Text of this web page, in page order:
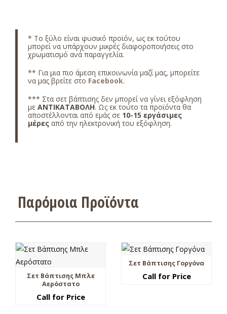
* Το ξύλο είναι φυσικό προϊόν, ως εκ τούτου
μπορεί να υπάρχουν μικρές διαφοροποιήσεις στο
χρωματισμό ανά παραγγελία.
** Για μια πιο άμεση επικοινωνία μαζί μας, μπορείτε
να μας βρείτε στο Facebook.
*** Στα σετ βάπτισης δεν μπορεί να γίνει εξόφληση
με ΑΝΤΙΚΑΤΑΒΟΛΗ. Ως εκ τούτο τα προϊόντα θα
αποστέλλονται από εμάς σε 10-15 εργάσιμες
μέρες από την ηλεκτρονική του εξόφληση.
Παρόμοια Προϊόντα
Σετ Βάπτισης Μπλε
Αερόστατο
Call for Price
Σετ Βάπτισης Γοργόνα
Call for Price